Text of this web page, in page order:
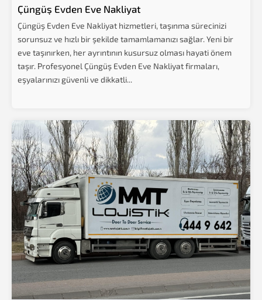
Çüngüş Evden Eve Nakliyat
Çüngüş Evden Eve Nakliyat hizmetleri, taşınma sürecinizi
sorunsuz ve hızlı bir şekilde tamamlamanızı sağlar. Yeni bir
eve taşınırken, her ayrıntının kusursuz olması hayati önem
taşır. Profesyonel Çüngüş Evden Eve Nakliyat firmaları,
eşyalarınızı güvenli ve dikkatli...